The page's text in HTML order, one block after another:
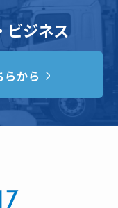
ビジネス
から